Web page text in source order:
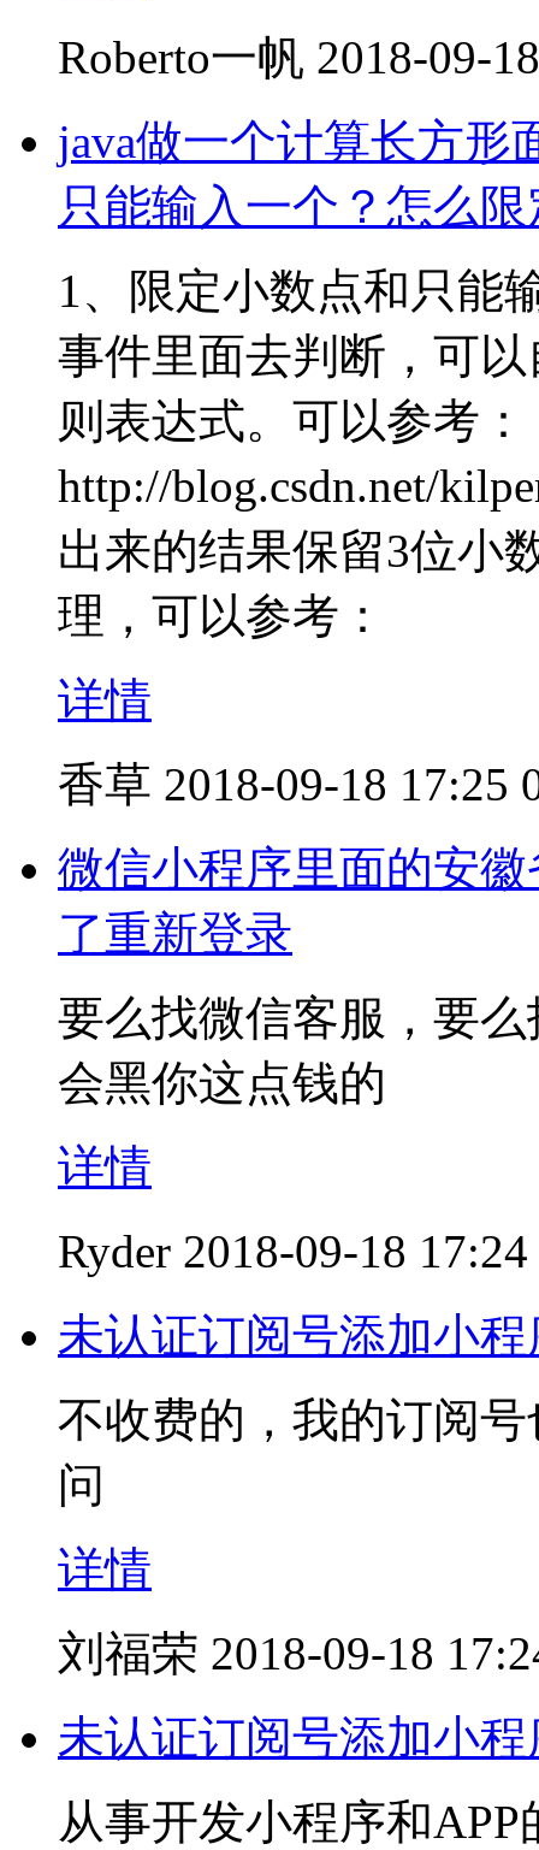
Roberto一帆 2018-09-
java做一个计算长方形
只能输入一个？怎么
1、限定小数点和只能
事件里面去判断，可
则表达式。可以参考：
http://blog.csdn.net/
出来的结果保留3位小
理，可以参考：
详情
香草 2018-09-18 17:25
微信小程序里面的安
了重新登录
要么找微信客服，要
会黑你这点钱的
详情
Ryder 2018-09-18 17:24
未认证订阅号添加小
不收费的，我的订阅
问
详情
刘福荣 2018-09-18
未认证订阅号添加小
从事开发小程序和